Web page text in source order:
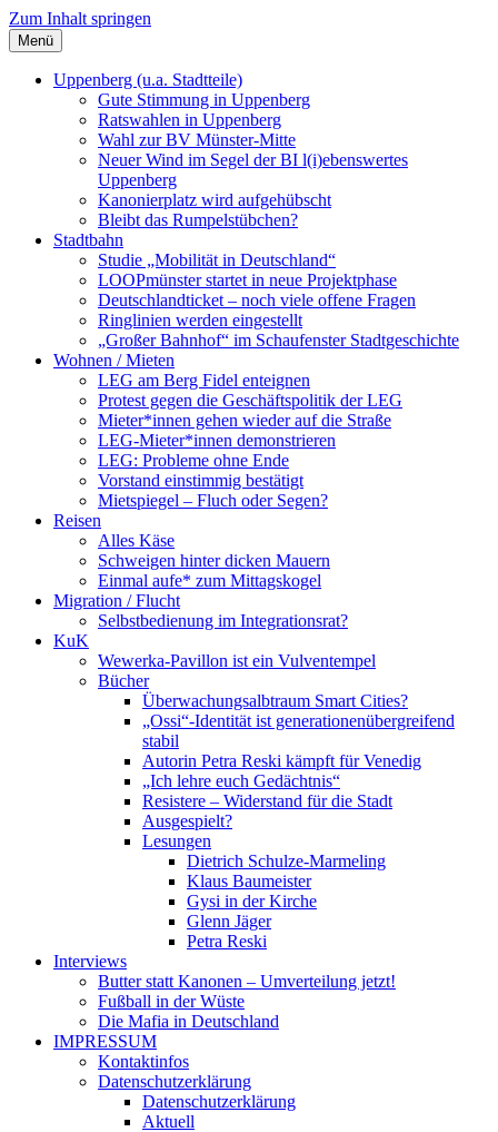
Zum Inhalt springen
Szybalski.de
Infos über und von Werner Szybalski (Münster)
Menü
Uppenberg (u.a. Stadtteile)
Gute Stimmung in Uppenberg
Ratswahlen in Uppenberg
Wahl zur BV Münster-Mitte
Neuer Wind im Segel der BI l(i)ebenswertes
Uppenberg
Kanonierplatz wird aufgehübscht
Bleibt das Rumpelstübchen?
Stadtbahn
Studie „Mobilität in Deutschland“
LOOPmünster startet in neue Projektphase
Deutschlandticket – noch viele offene Fragen
Ringlinien werden eingestellt
„Großer Bahnhof“ im Schaufenster Stadtgeschichte
Wohnen / Mieten
LEG am Berg Fidel enteignen
Protest gegen die Geschäftspolitik der LEG
Mieter*innen gehen wieder auf die Straße
LEG-Mieter*innen demonstrieren
LEG: Probleme ohne Ende
Vorstand einstimmig bestätigt
Mietspiegel – Fluch oder Segen?
Reisen
Alles Käse
Schweigen hinter dicken Mauern
Einmal aufe* zum Mittagskogel
Migration / Flucht
Selbstbedienung im Integrationsrat?
KuK
Wewerka-Pavillon ist ein Vulventempel
Bücher
Überwachungsalbtraum Smart Cities?
„Ossi“-Identität ist generationenübergreifend
stabil
Autorin Petra Reski kämpft für Venedig
„Ich lehre euch Gedächtnis“
Resistere – Widerstand für die Stadt
Ausgespielt?
Lesungen
Dietrich Schulze-Marmeling
Klaus Baumeister
Gysi in der Kirche
Glenn Jäger
Petra Reski
Interviews
Butter statt Kanonen – Umverteilung jetzt!
Fußball in der Wüste
Die Mafia in Deutschland
IMPRESSUM
Kontaktinfos
Datenschutzerklärung
Datenschutzerklärung
Aktuell